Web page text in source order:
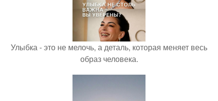
Улыбка - это не мелочь, а деталь, которая меняет весь
образ человека.